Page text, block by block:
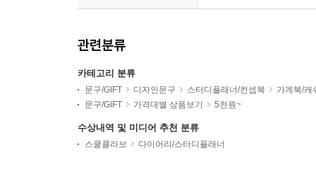
관련분류
카테고리 분류
문구/GIFT 디자인문구 스터디플래너/컨셉북
가계북/캐
문구/GIFT
가격대별 상품보기 5천원~
수상내역 및 미디어 추천 분류
스쿨콜라보 다이어리/스터디플래너